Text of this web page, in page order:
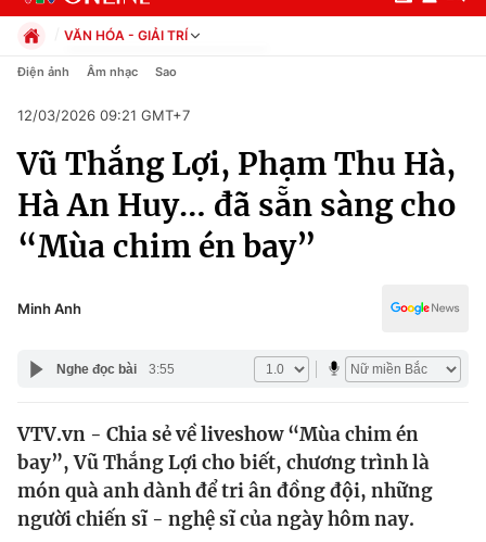
Chuyên mục
Chính trị
Xã hội
Pháp luật
Y tế
Thế giới
Tin tức
Thế giới đó đây
Kinh tế
VĂN HÓA - GIẢI TRÍ
Chính trị
Pháp luật
Kinh tế
Thể thao
Truyền hình
Văn hóa - Giải trí
Điện ảnh Âm nhạc Sao
12/03/2026 09:21 GMT+7
Vũ Thắng Lợi, Phạm Thu Hà,
Hà An Huy… đã sẵn sàng cho
“Mùa chim én bay”
Minh Anh
Nghe đọc bài 3:55
VTV.vn - Chia sẻ về liveshow “Mùa chim én
bay”, Vũ Thắng Lợi cho biết, chương trình là
món quà anh dành để tri ân đồng đội, những
người chiến sĩ - nghệ sĩ của ngày hôm nay.